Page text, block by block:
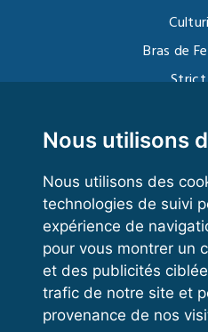
Nous utilisons
Nous utilisons des
technologies de suivi
expérience de
pour vous montrer un
et des publicités
trafic de notre site et
provenance de nos
Bras de
Strict
VOS
Espace
Espace
Trouver